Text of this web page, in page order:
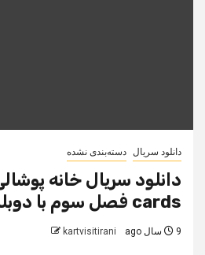
دانلود سریال دسته‌بندی نشده
cards فصل سوم با دوبله فارسی
9 سال ago kartvisitirani